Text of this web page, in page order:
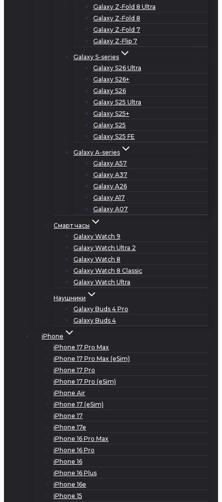
Galaxy Z-Fold 8 Ultra
Galaxy Z-Fold 8
Galaxy Z-Fold 7
Galaxy Z-Flip 7
Galaxy S-series
Galaxy S26 Ultra
Galaxy S26+
Galaxy S26
Galaxy S25 Ultra
Galaxy S25+
Galaxy S25
Galaxy S25 FE
Galaxy A-series
Galaxy A57
Galaxy A37
Galaxy A26
Galaxy A17
Galaxy A07
Смарт часы
Galaxy Watch 9
Galaxy Watch Ultra 2
Galaxy Watch 8
Galaxy Watch 8 Classic
Galaxy Watch Ultra
Наушники
Galaxy Buds 4 Pro
Galaxy Buds 4
iPhone
iPhone 17 Pro Max
iPhone 17 Pro Max (eSim)
iPhone 17 Pro
iPhone 17 Pro (eSim)
iPhone Air
iPhone 17 (eSim)
iPhone 17
iPhone 17e
iPhone 16 Pro Max
iPhone 16 Pro
iPhone 16
iPhone 16 Plus
iPhone 16e
iPhone 15